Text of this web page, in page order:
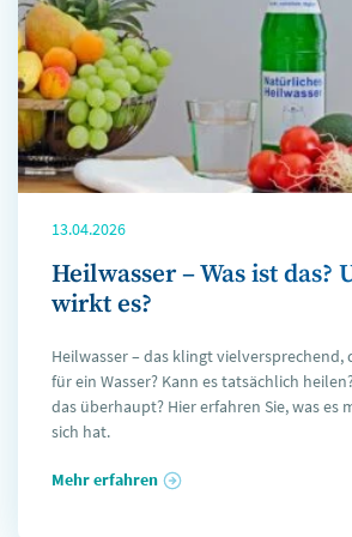
13.04.2026
Heilwasser – Was ist das?
wirkt es?
Heilwasser – das klingt vielversprechend,
für ein Wasser? Kann es tatsächlich
das überhaupt? Hier erfahren Sie, was es
sich hat.
Mehr erfahren